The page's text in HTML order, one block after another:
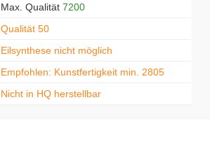
Max. Qualität 7200
Qualität 50
Eilsynthese nicht möglich
Empfohlen: Kunstfertigkeit min. 2805
Nicht in HQ herstellbar